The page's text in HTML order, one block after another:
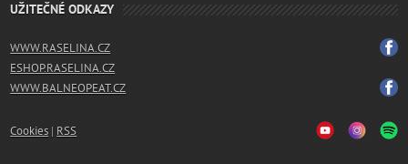
UŽITEČNÉ ODKAZY
WWW.RASELINA.CZ
ESHOP.RASELINA.CZ
WWW.BALNEOPEAT.CZ
Cookies | RSS